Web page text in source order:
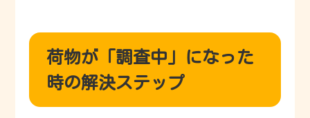
荷物が「調査中」になった
時の解決ステップ